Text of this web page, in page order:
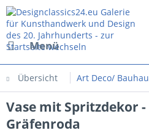
Menü
Übersicht Art Deco/
Vase mit Spritzdekor -
Gräfenroda